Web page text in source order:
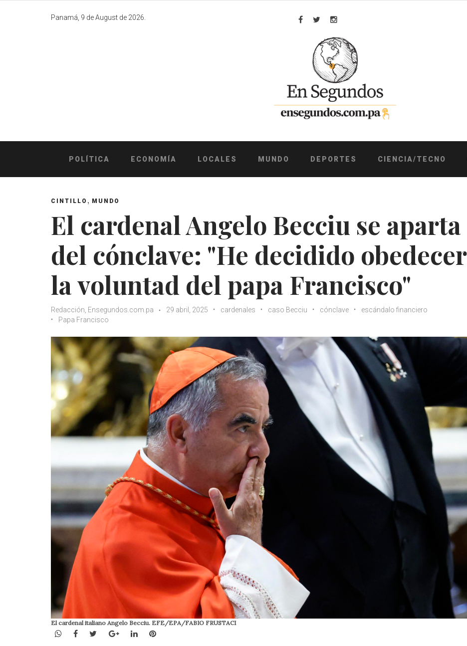
Panamá, 9 de August de 2026.
Facebook
TwitterInstagram
POLÍTICA ECONOMÍA LOCALES MUNDO DEPORTES CIENCIA/TECNO
CINTILLO , MUNDO
El cardenal Angelo Becciu se aparta
del cónclave: "He decidido obedecer
la voluntad del papa Francisco"
Redacción, Ensegundos.com.pa 29 abril, 2025 cardenales caso Becciu cónclave
escándalo financiero
Papa Francisco
El cardenal italiano Angelo Becciu. EFE/EPA/FABIO FRUSTACI
WhatsApp
Facebook
TwitterGoogle+LinkedInPinterest